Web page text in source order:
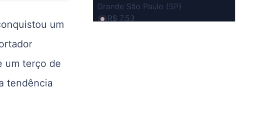
um
um terço de
tendência
Grande São Paulo (SP)
R$ 7,53